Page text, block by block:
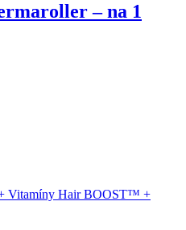
– na 1